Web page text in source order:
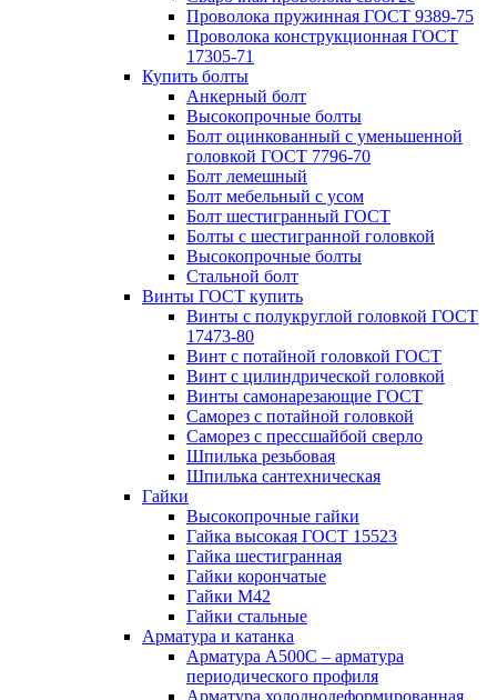
Проволока пружинная ГОСТ 9389-75
Проволока конструкционная ГОСТ
17305-71
Купить болты
Анкерный болт
Высокопрочные болты
Болт оцинкованный с уменьшенной
головкой ГОСТ 7796-70
Болт лемешный
Болт мебельный с усом
Болт шестигранный ГОСТ
Болты с шестигранной головкой
Высокопрочные болты
Стальной болт
Винты ГОСТ купить
Винты с полукруглой головкой ГОСТ
17473-80
Винт с потайной головкой ГОСТ
Винт с цилиндрической головкой
Винты самонарезающие ГОСТ
Саморез с потайной головкой
Саморез с прессшайбой сверло
Шпилька резьбовая
Шпилька сантехническая
Гайки
Высокопрочные гайки
Гайка высокая ГОСТ 15523
Гайка шестигранная
Гайки корончатые
Гайки М42
Гайки стальные
Арматура и катанка
Арматура А500С – арматура
периодического профиля
Арматура холоднодеформированная